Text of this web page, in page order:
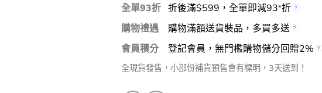
全單93折 折後滿$599，全單即減93*折
購物禮遇
購物滿額送貨裝品，多買多送
會員積分
登記會員，無門檻購物儲分回贈2%
全現貨發售，小部份補貨預售會有標明，3天送到！